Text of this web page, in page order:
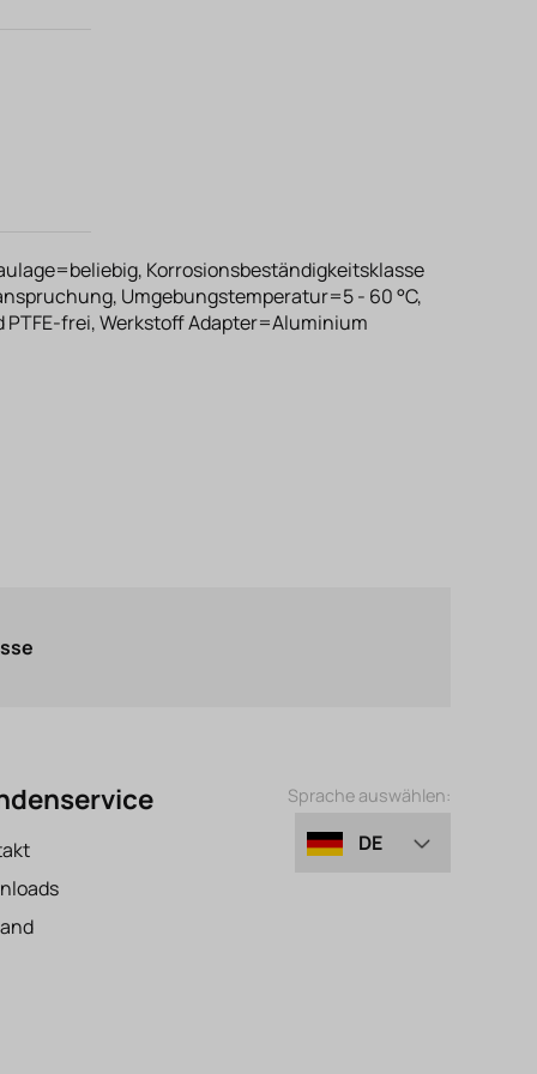
Korrosionsbeständigkeitsklasse
Umgebungstemperatur=5 - 60 °C,
frei, Werkstoff Adapter=Aluminium
Sprache auswählen:
DE